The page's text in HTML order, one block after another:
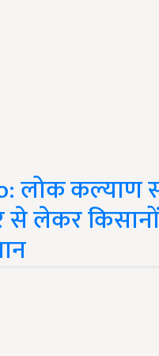
लोक कल्याण
से लेकर